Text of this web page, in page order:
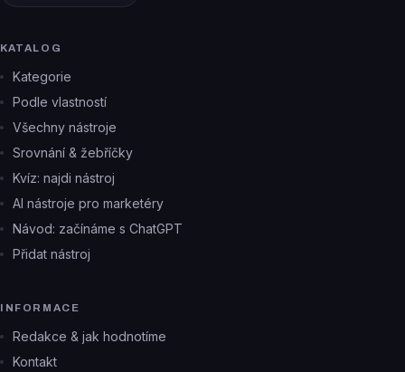
KATALOG
Kategorie
Podle vlastností
Všechny nástroje
Srovnání & žebříčky
Kvíz: najdi nástroj
AI nástroje pro marketéry
Návod: začínáme s ChatGPT
Přidat nástroj
INFORMACE
Redakce & jak hodnotíme
Kontakt